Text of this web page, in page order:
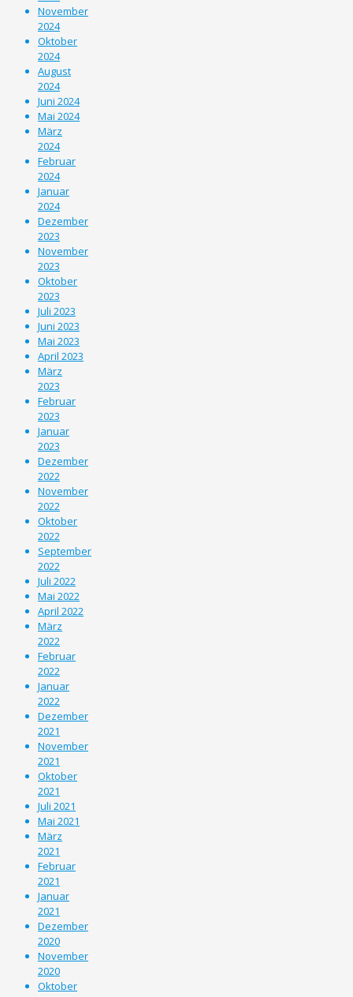
November
2024
Oktober
2024
August
2024
Juni 2024
Mai 2024
März
2024
Februar
2024
Januar
2024
Dezember
2023
November
2023
Oktober
2023
Juli 2023
Juni 2023
Mai 2023
April 2023
März
2023
Februar
2023
Januar
2023
Dezember
2022
November
2022
Oktober
2022
September
2022
Juli 2022
Mai 2022
April 2022
März
2022
Februar
2022
Januar
2022
Dezember
2021
November
2021
Oktober
2021
Juli 2021
Mai 2021
März
2021
Februar
2021
Januar
2021
Dezember
2020
November
2020
Oktober